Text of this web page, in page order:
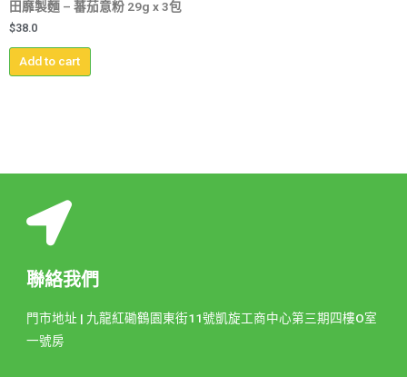
田靡製麵 – 蕃茄意粉 29g x 3包
$38.0
Add to cart
聯絡我們
門市地址 | 九龍紅磡鶴園東街11號凱旋工商中心第三期四樓O室
一號房